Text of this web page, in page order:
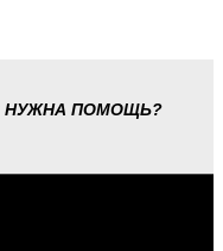
НУЖНА ПОМОЩЬ?